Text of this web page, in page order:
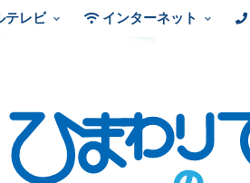
テレビ インターネット